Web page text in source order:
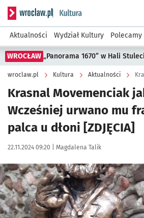
Serwis informacyjny wroclaw.pl
Aktualności Wydział Kultury Polecamy
WROCŁAW „Panorama 1670” w Hali
wroclaw.pl Kultura Aktualności
Krasnal Movemenciak
Wcześniej urwano mu
palca u dłoni [ZDJĘCIA]
Data publikacji:
22.11.2024 09:20 | Autor:
Magdalena Talik
Kliknij, aby powiększyć